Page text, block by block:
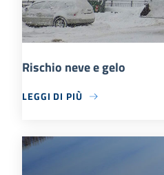
Rischio neve e gelo
LEGGI DI PIÙ